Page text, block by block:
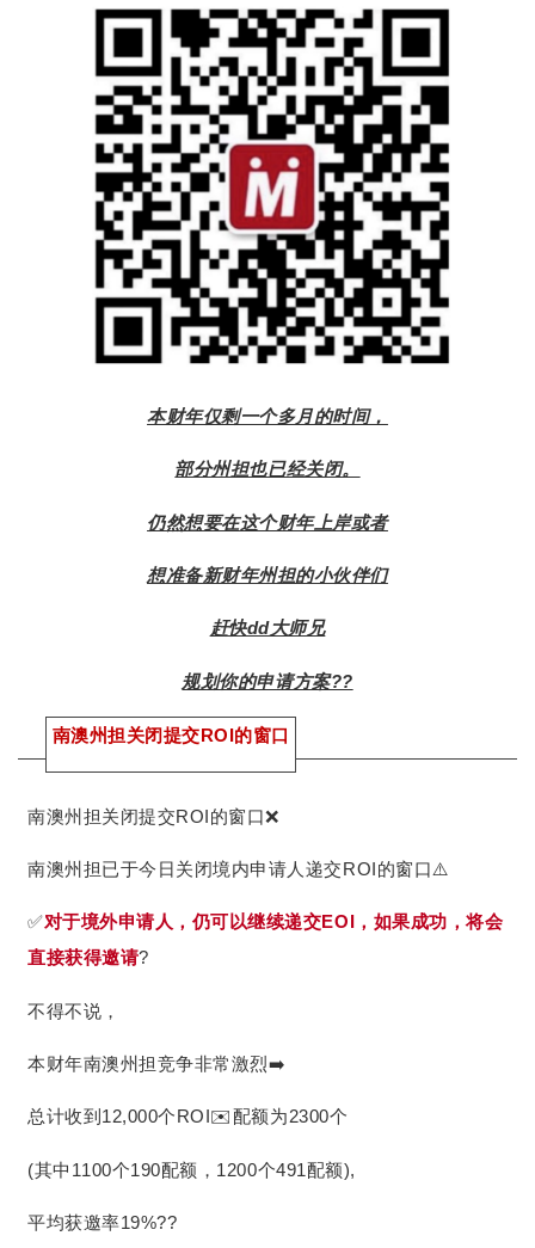
本财年仅剩一个多月的时间，
部分州担也已经关闭。
仍然想要在这个财年上岸或者
想准备新财年州担的小伙伴们
赶快dd大师兄
规划你的申请方案??
南澳州担关闭提交ROI的窗口
南澳州担关闭提交ROI的窗口❌
南澳州担已于今日关闭境内申请人递交ROI的窗口⚠️
✅对于境外申请人，仍可以继续递交EOI，如果成功，将会
直接获得邀请?
不得不说，
本财年南澳州担竞争非常激烈➡️
总计收到12,000个ROI✉️配额为2300个
(其中1100个190配额，1200个491配额),
平均获邀率19%??